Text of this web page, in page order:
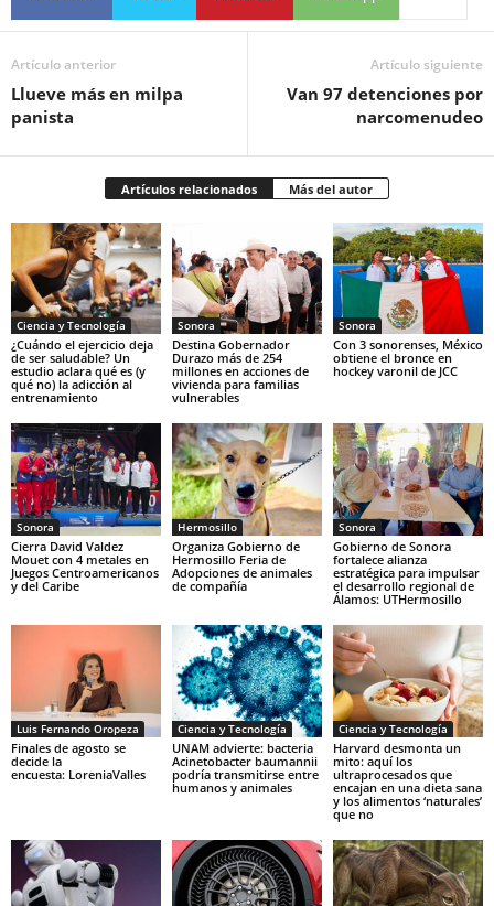
Artículo anterior
Llueve más en milpa
panista
Artículo siguiente
Van 97 detenciones por
narcomenudeo
Artículos relacionados Más del autor
Ciencia y Tecnología
¿Cuándo el ejercicio deja
de ser saludable? Un
estudio aclara qué es (y
qué no) la adicción al
entrenamiento
Sonora
Destina Gobernador
Durazo más de 254
millones en acciones de
vivienda para familias
vulnerables
Sonora
Con 3 sonorenses, México
obtiene el bronce en
hockey varonil de JCC
Sonora
Cierra David Valdez
Mouet con 4 metales en
Juegos Centroamericanos
y del Caribe
Hermosillo
Organiza Gobierno de
Hermosillo Feria de
Adopciones de animales
de compañía
Sonora
Gobierno de Sonora
fortalece alianza
estratégica para impulsar
el desarrollo regional de
Álamos: UTHermosillo
Luis Fernando Oropeza
Finales de agosto se
decide la
encuesta: LoreniaValles
Ciencia y Tecnología
UNAM advierte: bacteria
Acinetobacter baumannii
podría transmitirse entre
humanos y animales
Ciencia y Tecnología
Harvard desmonta un
mito: aquí los
ultraprocesados que
encajan en una dieta sana
y los alimentos ‘naturales’
que no